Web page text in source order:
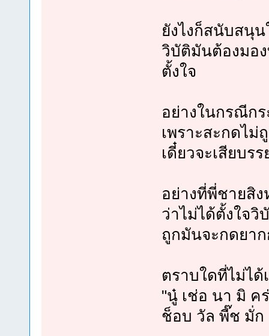
ยังไงก็สนับสนุ
วิบัติมันต้องมอ
ตั้งใจ
อย่างในกรณีก
เพราะสะกดไม่
เดี๋ยวจะเสียบร
อย่างที่พี่ชายสิ
ว่าไม่ได้ตั้งใจวิ
ถูกมันจะกดยา
ตราบใดที่ไม่ไ
"นู๋ เช่อ นา มิ ค
ช็อบ วัล พี๊ช มั่ก